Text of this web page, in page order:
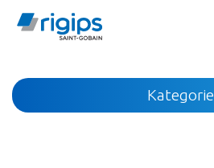
Kategorie